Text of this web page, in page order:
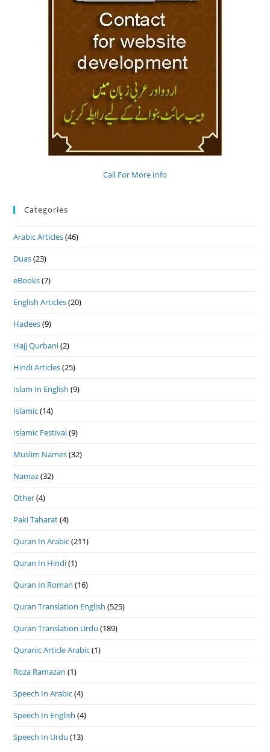
Call For More Info
Categories
Arabic Articles(46)
Duas(23)
eBooks(7)
English Articles(20)
Hadees(9)
Hajj Qurbani(2)
Hindi Articles(25)
Islam In English (9)
Islamic(14)
Islamic Festival(9)
Muslim Names(32)
Namaz(32)
Other(4)
Paki Taharat(4)
Quran In Arabic(211)
Quran In Hindi(1)
Quran In Roman (16)
Quran Translation English (525)
Quran Translation Urdu (189)
Quranic Article Arabic(1)
Roza Ramazan (1)
Speech In Arabic(4)
Speech In English (4)
Speech In Urdu (13)